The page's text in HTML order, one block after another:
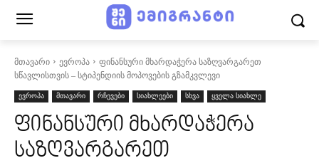
მთავარი ევროპა
ფინანსური მხარდაჭერა საზღვარგარეთ
სწავლისთვის – სტიპენდიის მოპოვების გზამკვლევი
ევროპა მთავარი რჩევები სიახლეები სხვა ყველა სიახლე
ფინანსური მხარდაჭერა
საზღვარგარეთ